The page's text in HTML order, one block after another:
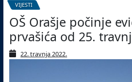
VIJESTI
OŠ Orašje počinje
prvašića od 25.
22. travnja 2022.